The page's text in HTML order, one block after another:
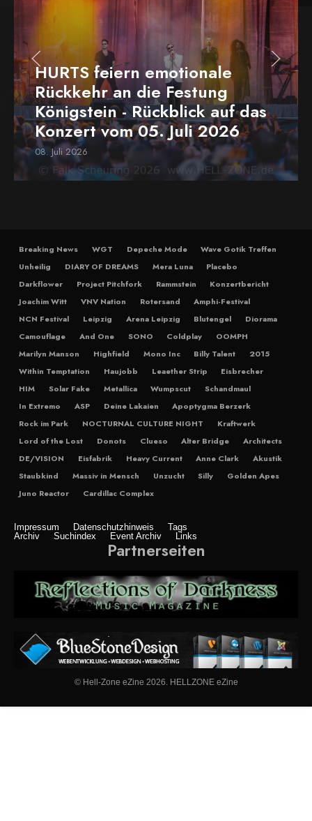
HURTS feiern emotionale
Rückkehr an die Festung
Königstein - Rückblick auf das
Konzert vom 05. Juli 2026
08. Juli 2026
Breaking News WGT Depeche Mode
Wave Gotik Treffen
Unheilig
DIARY OF DREAMS Mera Luna
Placebo
Darkflower
Project Pitchfork Rammstein
Konzertbericht
Joachim Witt
VNV Nation Rotersand
Amphi-Festival
NCN Festival
Leipzig Arena Leipzig Blutengel
Diorama
Camouflage
And One SONO Coldplay
OOMPH
Marilyn Manson
Highfield Mono Inc Billy Talent
2015
Within Temptation
Haujobb Leaether Strip
Eisbrecher
HIM
Solar Fake Metallica Wumpscut
Schandmaul
In Extremo
ASP Deine Lakaien
Apoptygma Berzerk
Rock im Park
NOCTURNAL CULTURE NIGHT
Kraftwerk
Lord of the Lost
Donots Clueso Alter Bridge
Architects
DE/VISION
Eisfabrik Heavy Current Anne Clark
Akustik
Staubkind
Massiv in Mensch Unzucht Silly
Golden Apes
Juno Reactor
Cardillac Complex
Impressum Datenschutzhinweis
Tags
Archiv
Suchindex Event Archiv Links
Partnerseiten
© Hell-Zone eZine 2026. HELLZONE eZine